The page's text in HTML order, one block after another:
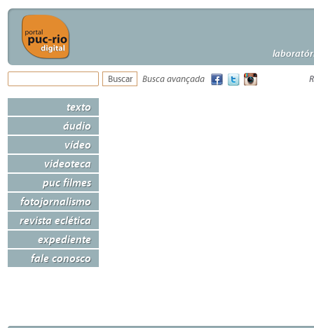
Busca avançada
texto
áudio
vídeo
videoteca
puc filmes
fotojornalismo
revista eclética
expediente
fale conosco